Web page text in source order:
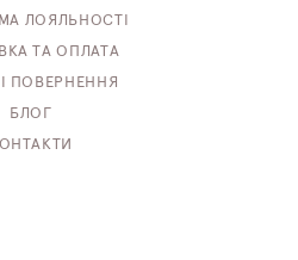
ЛОЯЛЬНОСТІ
ТА ОПЛАТА
ПОВЕРНЕННЯ
БЛОГ